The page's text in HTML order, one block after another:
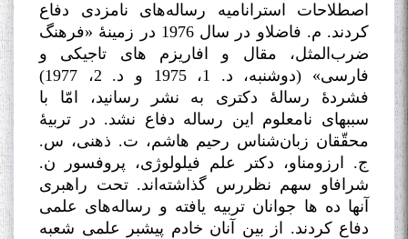
اصطلاحات استرانامیه رساله‌های نامزدی دفاع
کردند. م. فاضلاو در سال 1976 در زمینۀ «فرهنگ
ضرب‌المثل، مقال و افاریزم های تاجیکی و
فارسی» (دوشنبه، د. 1، 1975 و د. 2، 1977)
فشردۀ رسالۀ دکتری به نشر رسانید، امّا با
سببهای نامعلوم این رساله دفاع نشد. در تربیۀ
محقّقان زبان‌شناس رحیم هاشم، ت. ذهنی، س.
ج. ارزومناو، دکتر علم فیلولوژی، پروفسور ن.
شرافاو سهم نظررس گذاشته‌اند. تحت راهبری
آنها ده ها جوانان تربیه یافته و رساله‌های علمی
دفاع کردند. از بین آنان خادم پیشبر علمی شعبه